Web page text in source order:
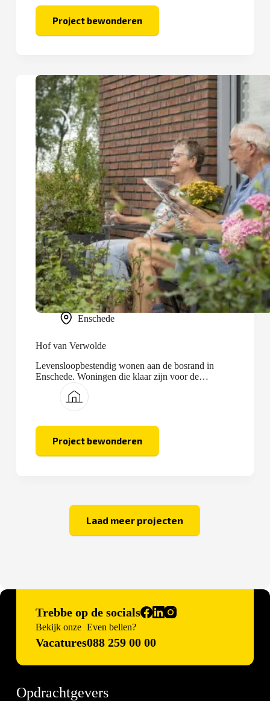
Project bewonderen
Stad
in
Enschede
Hof van Verwolde
Levensloopbestendig wonen aan de bosrand in
Enschede. Woningen die klaar zijn voor de
toekomst.
Project bewonderen
Hof
van
Laad meer projecten
Trebbe op de socials
Bekijk onze
Vacatures
Even bellen?
088 259 00 00
Opdrachtgevers